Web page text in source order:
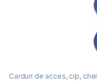
Carduri de acces, cip, chei